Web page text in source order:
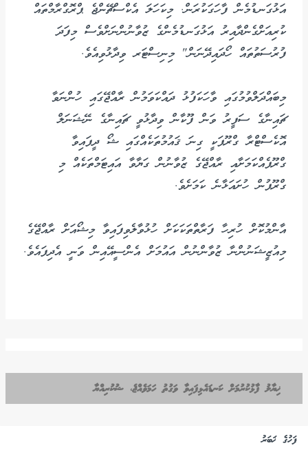
އަޅުގަނޑުމެން ފާހަގަކުރަން. މިކަހަލަ އެކްސްޗޭންޖެ ޕްރޮގްރާމްތައް
ކުރިއަށްގެންދާއިރު އަޅުގަނޑުމެންގެ ޒުވާނުންނަށްވެސް މިފަދަ
ފުރުސަތުތައް ހޯދައިދޭނަން" މިނިސްޓަރ ވިދާޅުވިއެވެ.
މިބައްދަލްވުމުގައި ވާހަކަފުޅު ދައްކަވަމުން ރާއްޖޭގައި ހުންނަވާ
ޗައިނާގެ ސަފީރު ވަން ފޫކާން ވިދާޅުވީ ޗައިނާގެ ނޭޝަނަލް
އޮކެސްޓްރާ ގްރޫޕަކީ ގިނަ ޤައުމުތަކެއްގައި ޝޯ ދީފައިވާ
ގްރޫޕެއްކަމަށާއި ރާއްޖޭގެ ޒުވާނުން ގަޔާވާ އައިޓަމްތަކެއް މި
ގްރޫޕުން ހުށައަޅާނެ ކަމަށެވެ.
އާންމުކޮށް ހުރިހާ ފަރާތްތަކަކަށް ހުޅުވާލެވިފައިވާ މިޝޯއަށް ރާއްޖޭގެ
މިއުޒީޝަނުންނާ ޒުވާންނުން އައުމަށް އެންސީއޭއިން ވަނީ އެދިފައެވެ.
ޚިޔާލު ފާޅުކުރުމަށް ކަނޑައެޅިފައިވާ ވަގުތު ހަމަވެއްޖެ، ޝުކުރިއްޔާ
ފަހުގެ ޚަބަރު